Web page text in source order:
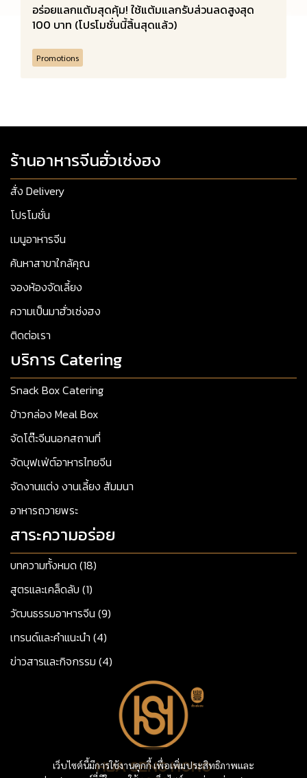
อร่อยแลกแต้มสุดคุ้ม! ใช้แต้มแลกรับส่วนลดสูงสุด
100 บาท (โปรโมชั่นนี้สิ้นสุดแล้ว)
Promotions
เว็บไซต์นี้มีการใช้งานคุกกี้ เพื่อเพิ่มประสิทธิภาพและ
ร้านอาหารจีนฮั่วเซ่งฮง
สั่ง Delivery
โปรโมชั่น
เมนูอาหารจีน
ค้นหาสาขาใกล้คุณ
จองห้องจัดเลี้ยง
ความเป็นมาฮั่วเซ่งฮง
ติดต่อเรา
บริการ Catering
Snack Box Catering
ข้าวกล่อง Meal Box
จัดโต๊ะจีนนอกสถานที่
จัดบุฟเฟ่ต์อาหารไทยจีน
จัดงานแต่ง งานเลี้ยง สัมมนา
อาหารถวายพระ
สาระความอร่อย
บทความทั้งหมด (18)
สูตรและเคล็ดลับ (1)
วัฒนธรรมอาหารจีน (9)
เทรนด์และคำแนะนำ (4)
ข่าวสารและกิจกรรม (4)